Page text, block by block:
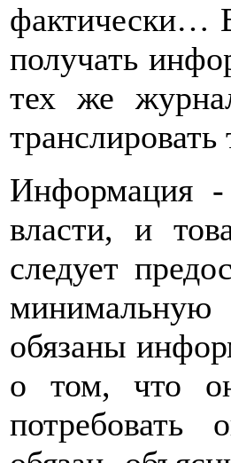
фактически…
получать
тех же
транслировать
Информация -
власти, и
следует
обязаны
о том, что